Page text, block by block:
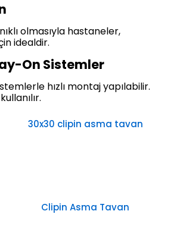
olmasıyla hastaneler,
idealdir.
On Sistemler
hızlı montaj yapılabilir.
30x30 clipin asma tavan
Clipin Asma Tavan